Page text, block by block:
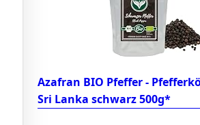
Azafran BIO Pfeffer -
Sri Lanka schwarz 500g*